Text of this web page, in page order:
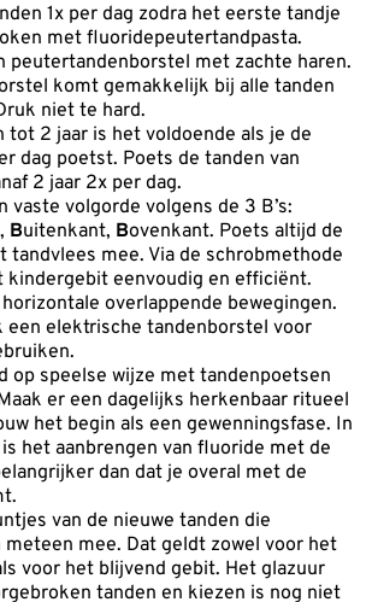
1x per dag zodra het eerste tandje
met fluoridepeutertandpasta.
peutertandenborstel met zachte haren.
komt gemakkelijk bij alle tanden
niet te hard.
tot 2 jaar is het voldoende als je de
dag poetst. Poets de tanden van
2 jaar 2x per dag.
vaste volgorde volgens de 3 B’s:
Buitenkant, Bovenkant. Poets altijd de
tandvlees mee. Via de schrobmethode
kindergebit eenvoudig en efficiënt.
overlappende bewegingen.
een elektrische tandenborstel voor
op speelse wijze met tandenpoetsen
er een dagelijks herkenbaar ritueel
het begin als een gewenningsfase. In
het aanbrengen van fluoride met de
dan dat je overal met de
van de nieuwe tanden die
mee. Dat geldt zowel voor het
voor het blijvend gebit. Het glazuur
tanden en kiezen is nog niet